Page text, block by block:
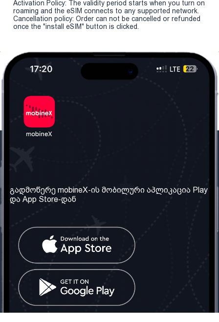
Activation Policy: The validity period starts when you turn on
roaming and the eSIM connects to any supported network.
Cancellation policy: Order can not be cancelled or refunded
once the "install eSIM" button is clicked.
ჩვენ შესახებ
ჩვენი სერვისები
წესები და პირობები
კითხვები
კონტაქტი
საქართველო: თბილისი
ტელ: 032 2 04 00 50
ელ. ფოსტა:
info@mobinex.ge
სოციალური ქსელი
გადმოწერე mobineX-ის მობილური აპლიკაცია Play
და App Store-დან